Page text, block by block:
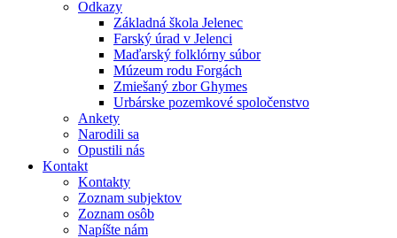
Odkazy
Základná škola Jelenec
Farský úrad v Jelenci
Maďarský folklórny súbor
Múzeum rodu Forgách
Zmiešaný zbor Ghymes
Urbárske pozemkové spoločenstvo
Ankety
Narodili sa
Opustili nás
Kontakt
Kontakty
Zoznam subjektov
Zoznam osôb
Napíšte nám